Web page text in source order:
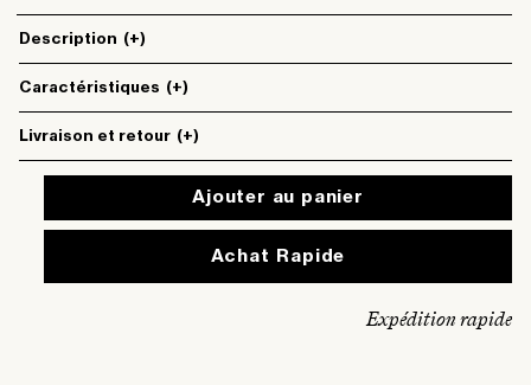
épuisée
Description (+)
Caractéristiques (+)
Livraison et retour (+)
Ajouter au panier
Expédition rapide